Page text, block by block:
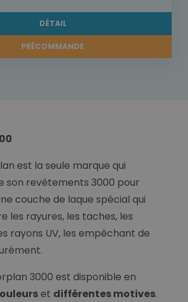
DÉTAIL
PRÉCOMMANDE
est la seule marque qui
son revêtements 3000 pour
couche de laque spécial qui
les rayures, les taches, les
rayons UV, les empêchant de
3000 est disponible en
et différentes motives.